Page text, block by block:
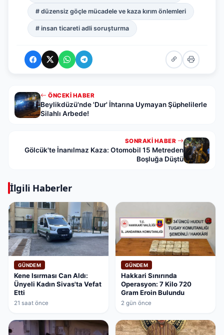
# düzensiz göçle mücadele ve kaza kırım önlemleri
# insan ticareti adli soruşturma
ÖNCEKI HABER
Beylikdüzü'nde 'Dur' İhtarına Uymayan Şüphelilerle
Silahlı Arbede!
SONRAKI HABER
Gölcük'te İnanılmaz Kaza: Otomobil 15 Metreden
Boşluğa Düştü
İlgili Haberler
GÜNDEM
Kene Isırması Can Aldı:
Ünyeli Kadın Sivas'ta Vefat
Etti
21 saat önce
GÜNDEM
Hakkari Sınırında
Operasyon: 7 Kilo 720
Gram Eroin Bulundu
2 gün önce